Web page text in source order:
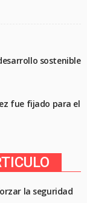
sostenible
fue fijado para el
la seguridad